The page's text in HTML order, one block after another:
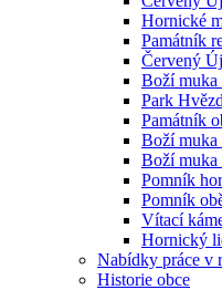
Hornické
Památník
Červený
Boží muka
Park
Památník
Boží
Boží muka
Pomník
Pomník
Vítací
Hornický
Nabídky práce v
Historie obce